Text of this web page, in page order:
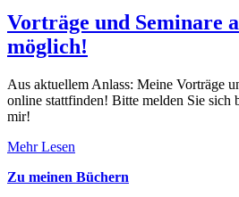
Vorträge und Seminare
möglich!
Aus aktuellem Anlass: Meine Vorträge
online stattfinden! Bitte melden Sie sich
mir!
Mehr Lesen
Zu meinen Büchern